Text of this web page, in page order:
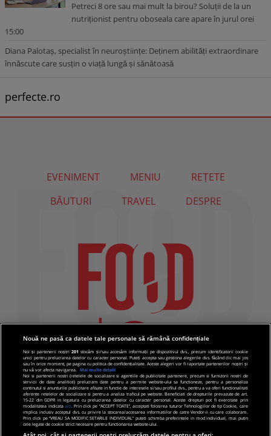
Petreci 8 ore sau mai mult la birou? Soluții de la un
nutriționist pentru oboseala care apare în jurul orei
15:00
Diana Palotaș, specialist în neuroștiințe: Deținem abilități extraordinare
înnăscute care susțin o viață lungă și sănătoasă
perfecte.ro
EVENIMENT MENIU
REȚETE
BĂUTURI
TRAVEL DESPRE
Nouă ne pasă ca datele tale personale să rămână confidențiale
Noi și partenerii noștri201 stocăm și/sau accesăm informații pe dispozitivul dvs., precum identificatorii cookie
unici pentru prelucrarea datelor cu caracter personal. Puteți accepta sau gestiona alegerile dvs. făcând clic mai jos
sau în orice moment, pe pagina cu politica de confidențialitate. Aceste alegeri vor fi raportate partenerilor noștri și
nu vă vor afecta navigarea.
Mai multe detalii
Noi si partenerii nostri (retelele de socializare si agentiile de publicitate partenere, precum si furnizorii nostri de
servicii de date analitice) prelucram date pentru a permite website-ului sa functioneze, pentru a personaliza
continutul si anunturile publicitare afisate in functie de interesele si/sau profilul dvs., pentru a va oferi functionalitati
aferente retelelor de socializare si pentru a analiza traficul pe website. Beneficiati de drepturile prevazute de art.
15-22 din GDPR in legatura cu prelucrarea datelor cu caracter personal. Aceste drepturi pot fi exercitate prin
modalitatea indicata aici. Prin click pe “ACCEPT TOATE”, acceptati folosirea tuturor Tehnologiilor de tip Cookie, care
implica inclusiv acceptul dvs. cu privire la stocarea/accesarea informatiilor de catre Vendor-ii cu care colaboram.
Prin click pe “VREAU SA MODIFIC SETARILE INDIVIDUAL” puteti schimba preferintele in mod individual, mai putin
cele legate de cookie strict necesare pentru functionarea website-ului.